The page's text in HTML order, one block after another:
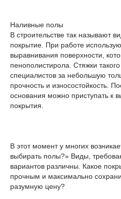
Наливные полы
В строительстве так называют
покрытие. При работе
выравнивания поверхности,
пенополистирола. Стяжки
специалистов за небольшую
прочность и износостойкость.
основания можно приступать к
покрытия.
В этот момент у многих
выбирать полы?» Виды,
вариантов различны. Какое
прочным и максимально
разумную цену?